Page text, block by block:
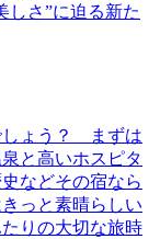
しさ”に迫る新た
しょう？ まずは
と高いホスピタ
などその宿なら
っと素晴らしい
りの大切な旅時